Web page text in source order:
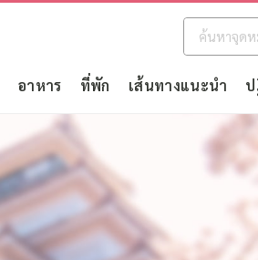
อาหาร ที่พัก เส้นทางแนะนำ